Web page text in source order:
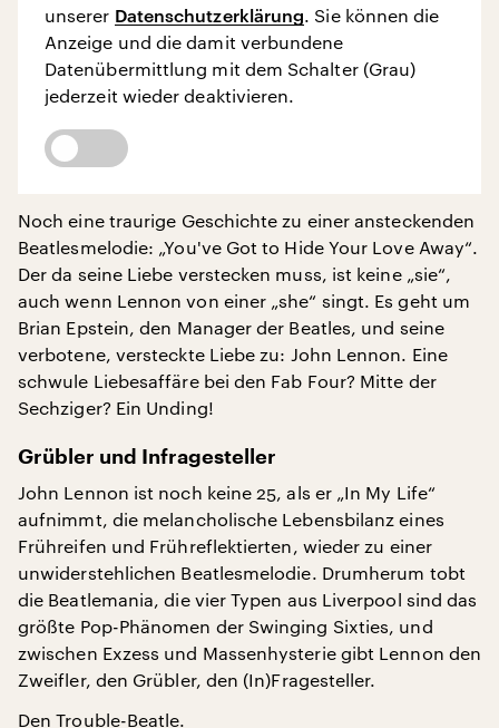
unserer Datenschutzerklärung. Sie können die
Anzeige und die damit verbundene
Datenübermittlung mit dem Schalter (Grau)
jederzeit wieder deaktivieren.
Noch eine traurige Geschichte zu einer ansteckenden
Beatlesmelodie: „You've Got to Hide Your Love Away“.
Der da seine Liebe verstecken muss, ist keine „sie“,
auch wenn Lennon von einer „she“ singt. Es geht um
Brian Epstein, den Manager der Beatles, und seine
verbotene, versteckte Liebe zu: John Lennon. Eine
schwule Liebesaffäre bei den Fab Four? Mitte der
Sechziger? Ein Unding!
Grübler und Infragesteller
John Lennon ist noch keine 25, als er „In My Life“
aufnimmt, die melancholische Lebensbilanz eines
Frühreifen und Frühreflektierten, wieder zu einer
unwiderstehlichen Beatlesmelodie. Drumherum tobt
die Beatlemania, die vier Typen aus Liverpool sind das
größte Pop-Phänomen der Swinging Sixties, und
zwischen Exzess und Massenhysterie gibt Lennon den
Zweifler, den Grübler, den (In)Fragesteller.
Den Trouble-Beatle.